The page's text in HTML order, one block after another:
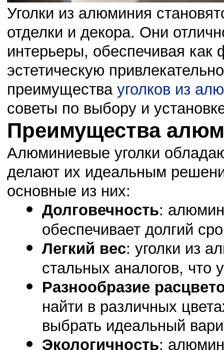
0
03.11.14
Сведения о проведении месячных мероприятий,
0
02.11.14
23:41:00
Выбрали нового председателя Октябрьского района
Уголки из алюминия
отделки и декора. Они
интерьеры, обеспечивая как
эстетическую
преимуществауголков из
советы по выбору и
Преимущества
Алюминиевые уголки
делают их идеальным
основные из них:
Долговечность:
обеспечивает долгий
Легкий вес: уголки из
стальных аналогов, что
Разнообразие
найти в различных
выбрать идеальный
Экологичность: